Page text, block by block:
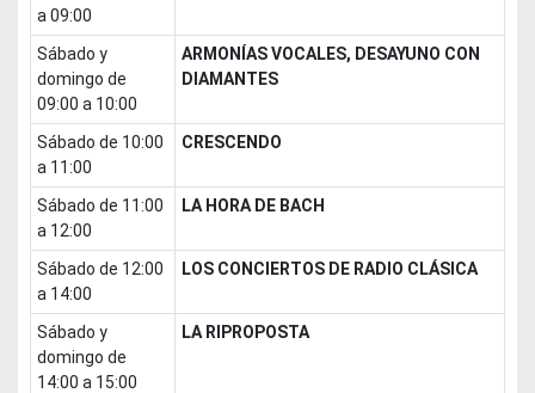
a 09:00
sábado y
domingo de
09:00 a 10:00
ARMONÍAS VOCALES, DESAYUNO CON
DIAMANTES
sábado de 10:00
a 11:00
CRESCENDO
sábado de 11:00
a 12:00
LA HORA DE BACH
sábado de 12:00
a 14:00
LOS CONCIERTOS DE RADIO CLÁSICA
sábado y
domingo de
14:00 a 15:00
LA RIPROPOSTA